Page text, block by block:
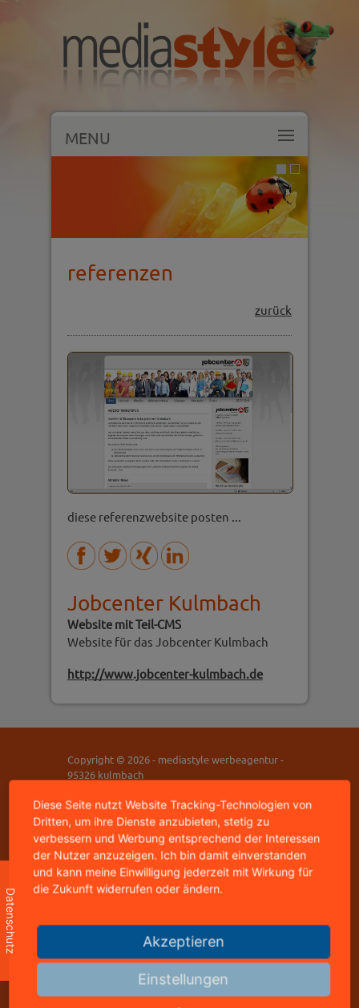
MENU
referenzen
zurück
diese referenzwebsite posten ...
Jobcenter Kulmbach
Website mit Teil-CMS
Website für das Jobcenter Kulmbach
http://www.jobcenter-kulmbach.de
Copyright © 2026 - mediastyle werbeagentur -
95326 kulmbach
mediastyle werbeagentur
inhaber: jürgen stündl
buchbindergasse 4
95326 kulmbach
freecall: 0800 8288800
telefax: +49 9221 823502
info@mediastyle.de
www.@mediastyle.de
Datenschutz
Diese Seite nutzt Website Tracking-Technologien von
Dritten, um ihre Dienste anzubieten, stetig zu
verbessern und Werbung entsprechend der Interessen
der Nutzer anzuzeigen. Ich bin damit einverstanden
und kann meine Einwilligung jederzeit mit Wirkung für
die Zukunft widerrufen oder ändern.
Akzeptieren
Einstellungen